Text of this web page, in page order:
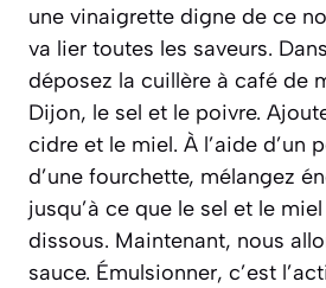
une vinaigrette digne de ce
va lier toutes les saveurs.
déposez la cuillère à café de
Dijon, le sel et le poivre.
cidre et le miel. À l’aide d’un
d’une fourchette, mélangez
jusqu’à ce que le sel et le
dissous. Maintenant, nous
sauce. Émulsionner, c’est